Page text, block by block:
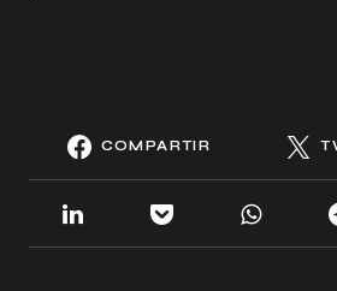
COMPARTIR